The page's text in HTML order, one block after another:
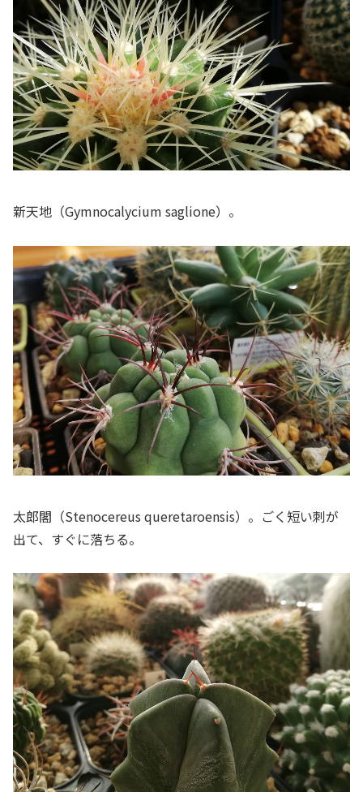
新天地（Gymnocalycium saglione）。
太郎閣（Stenocereus queretaroensis）。ごく短い刺が
出て、すぐに落ちる。